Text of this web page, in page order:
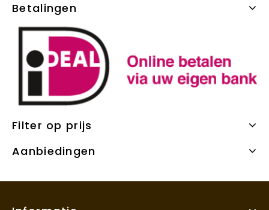
Betalingen
Filter op prijs
Aanbiedingen